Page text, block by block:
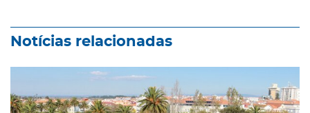
Notícias relacionadas